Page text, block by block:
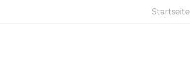
Startseite